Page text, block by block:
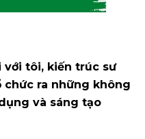
với tôi, kiến trúc sư
chức ra những không
và sáng tạo